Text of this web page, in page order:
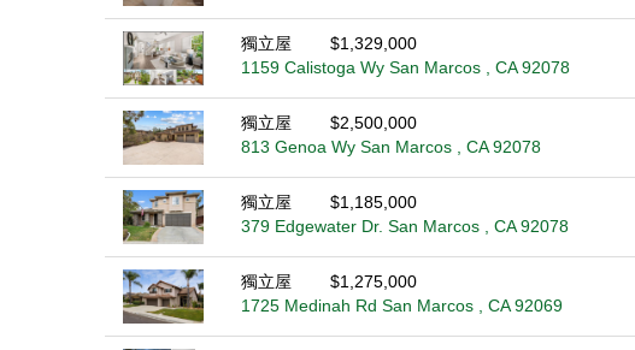
獨立屋
$1,329,000
1159 Calistoga Wy San Marcos , CA 92078
獨立屋
$2,500,000
813 Genoa Wy San Marcos , CA 92078
獨立屋
$1,185,000
379 Edgewater Dr. San Marcos , CA 92078
獨立屋
$1,275,000
1725 Medinah Rd San Marcos , CA 92069